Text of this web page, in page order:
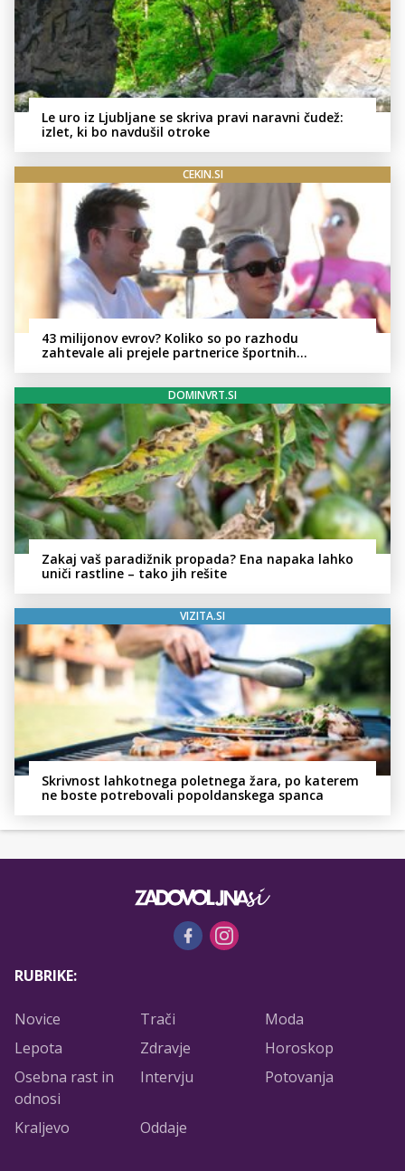
Le uro iz Ljubljane se skriva pravi naravni čudež:
izlet, ki bo navdušil otroke
CEKIN.SI
43 milijonov evrov? Koliko so po razhodu
zahtevale ali prejele partnerice športnih
DOMINVRT.SI
Zakaj vaš paradižnik propada? Ena napaka lahko
uniči rastline – tako jih rešite
VIZITA.SI
Skrivnost lahkotnega poletnega žara, po katerem
ne boste potrebovali popoldanskega spanca
RUBRIKE:
Novice Trači
Moda
Lepota
Zdravje
Horoskop
Osebna rast in
odnosi
Intervju Potovanja
Kraljevo Oddaje